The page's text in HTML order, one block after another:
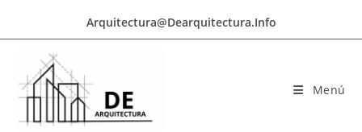
Arquitectura@dearquitectura.info
Menú